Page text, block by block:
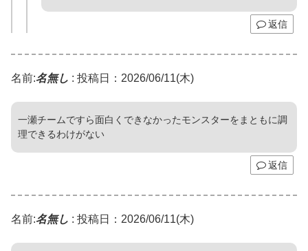
返信
名前:名無し : 投稿日：2026/06/11(木)
一瀬チームですら面白くできなかったモンスターをまともに調
理できるわけがない
返信
名前:名無し : 投稿日：2026/06/11(木)